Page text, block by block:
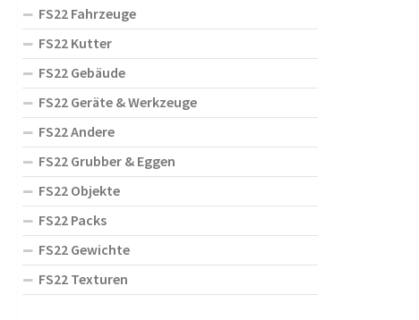
FS22 Fahrzeuge
FS22 Kutter
FS22 Gebäude
FS22 Geräte & Werkzeuge
FS22 Andere
FS22 Grubber & Eggen
FS22 Objekte
FS22 Packs
FS22 Gewichte
FS22 Texturen